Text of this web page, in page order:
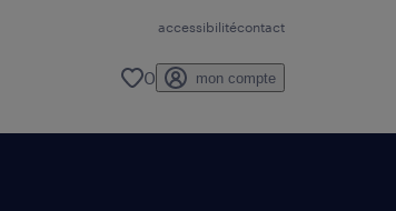
accessibilitécontact
0 mon compte